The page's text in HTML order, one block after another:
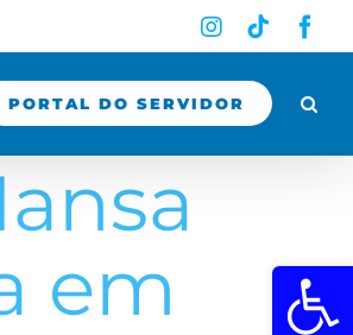
Abrir a
Instagram
Tiktok
PORTAL DO SERVIDOR
em